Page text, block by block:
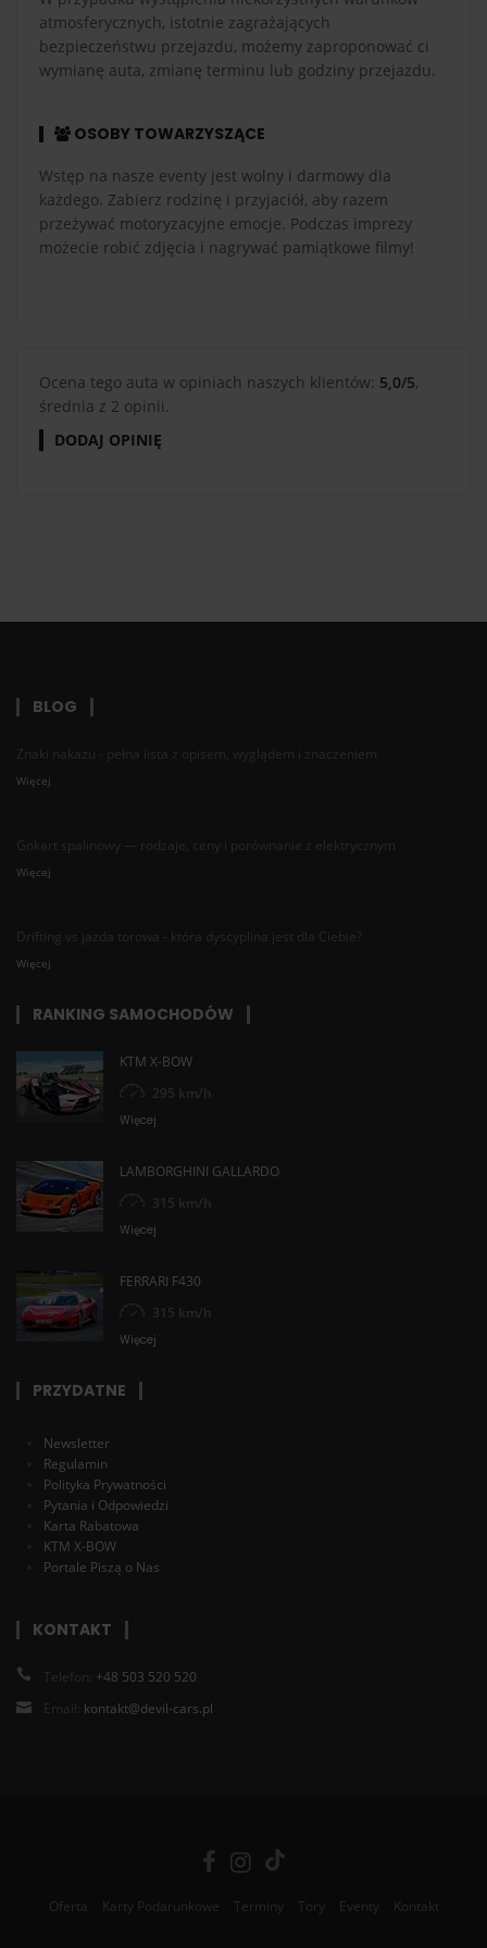
atmosferycznych, istotnie zagrażających
bezpieczeństwu przejazdu, możemy zaproponować ci
wymianę auta, zmianę terminu lub godziny przejazdu.
OSOBY TOWARZYSZĄCE
Wstęp na nasze eventy jest wolny i darmowy dla
każdego. Zabierz rodzinę i przyjaciół, aby razem
przeżywać motoryzacyjne emocje. Podczas imprezy
możecie robić zdjęcia i nagrywać pamiątkowe filmy!
Ocena tego auta w opiniach naszych klientów: 5,0/5,
średnia z 2 opinii.
DODAJ OPINIĘ
BLOG
Znaki nakazu - pełna lista z opisem, wyglądem i znaczeniem
Więcej
Gokart spalinowy — rodzaje, ceny i porównanie z elektrycznym
Więcej
Drifting vs jazda torowa - która dyscyplina jest dla Ciebie?
Więcej
RANKING SAMOCHODÓW
KTM X-BOW
295 km/h
Więcej
LAMBORGHINI GALLARDO
315 km/h
Więcej
FERRARI F430
315 km/h
Więcej
PRZYDATNE
Newsletter
Regulamin
Polityka Prywatności
Pytania i Odpowiedzi
Karta Rabatowa
KTM X-BOW
Portale Piszą o Nas
KONTAKT
Telefon: +48 503 520 520
Email: kontakt@devil-cars.pl
Oferta Karty Podarunkowe Terminy Tory Eventy Kontakt